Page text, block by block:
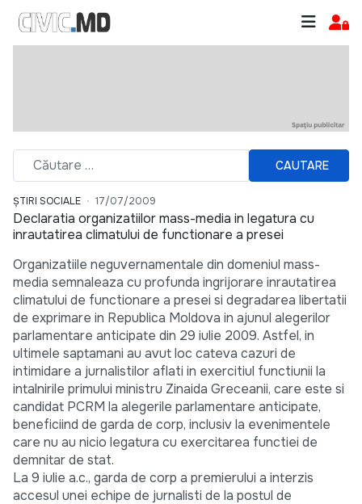
CAUTARE
ȘTIRI SOCIALE 17/07/2009
Declaratia organizatiilor mass-media in legatura cu
inrautatirea climatului de functionare a presei
Organizatiile neguvernamentale din domeniul mass-
media semnaleaza cu profunda ingrijorare inrautatirea
climatului de functionare a presei si degradarea libertatii
de exprimare in Republica Moldova in ajunul alegerilor
parlamentare anticipate din 29 iulie 2009. Astfel, in
ultimele saptamani au avut loc cateva cazuri de
intimidare a jurnalistilor aflati in exercitiul functiunii la
intalnirile primului ministru Zinaida Greceanii, care este si
candidat PCRM la alegerile parlamentare anticipate,
beneficiind de garda de corp, inclusiv la evenimentele
care nu au nicio legatura cu exercitarea functiei de
demnitar de stat.
La 9 iulie a.c., garda de corp a premierului a interzis
accesul unei echipe de jurnalisti de la postul de